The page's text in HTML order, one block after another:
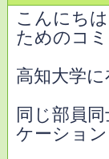
こんにち
ためのコ
高知大学
同じ部員
ケーショ